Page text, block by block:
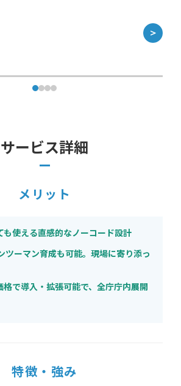
＞
サービス詳細
メリット
も使える直感的なノーコード設計
ツーマン育成も可能。現場に寄り添っ
格で導入・拡張可能で、全庁庁内展開
特徴・強み